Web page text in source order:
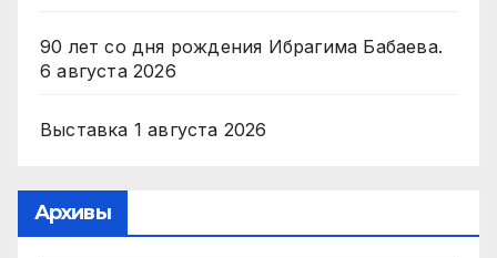
90 лет со дня рождения Ибрагима Бабаева.
6 августа 2026
Выставка 1 августа 2026
Архивы